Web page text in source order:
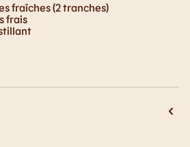
fraîches (2 tranches)
frais